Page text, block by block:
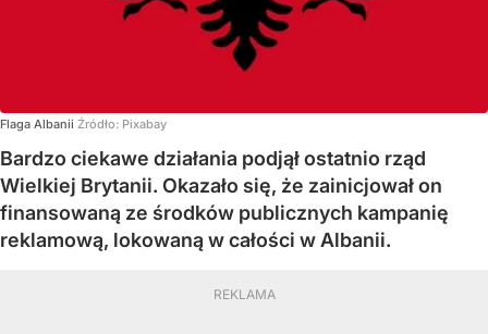
Flaga Albanii Źródło: Pixabay
Bardzo ciekawe działania podjął ostatnio rząd
Wielkiej Brytanii. Okazało się, że zainicjował on
finansowaną ze środków publicznych kampanię
reklamową, lokowaną w całości w Albanii.